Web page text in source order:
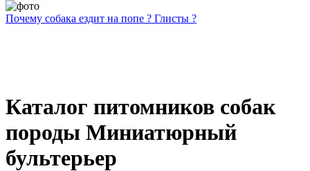
Почему собака ездит на попе ? Глисты ?
Каталог питомников собак
породы Миниатюрный
бультерьер